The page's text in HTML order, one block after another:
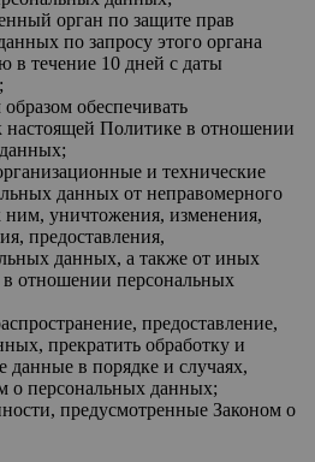
орган по защите прав
по запросу этого органа
течение 10 дней с даты
обеспечивать
настоящей Политике в отношении
и технические
данных от неправомерного
ним, уничтожения, изменения,
предоставления,
данных, а также от иных
отношении персональных
предоставление,
прекратить обработку и
данные в порядке и случаях,
о персональных данных;
предусмотренные Законом о